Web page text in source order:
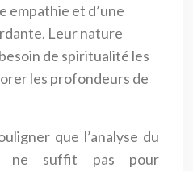
empathie et d’une
Leur nature
de spiritualité les
les profondeurs de
que l’analyse du
ne suffit pas pour